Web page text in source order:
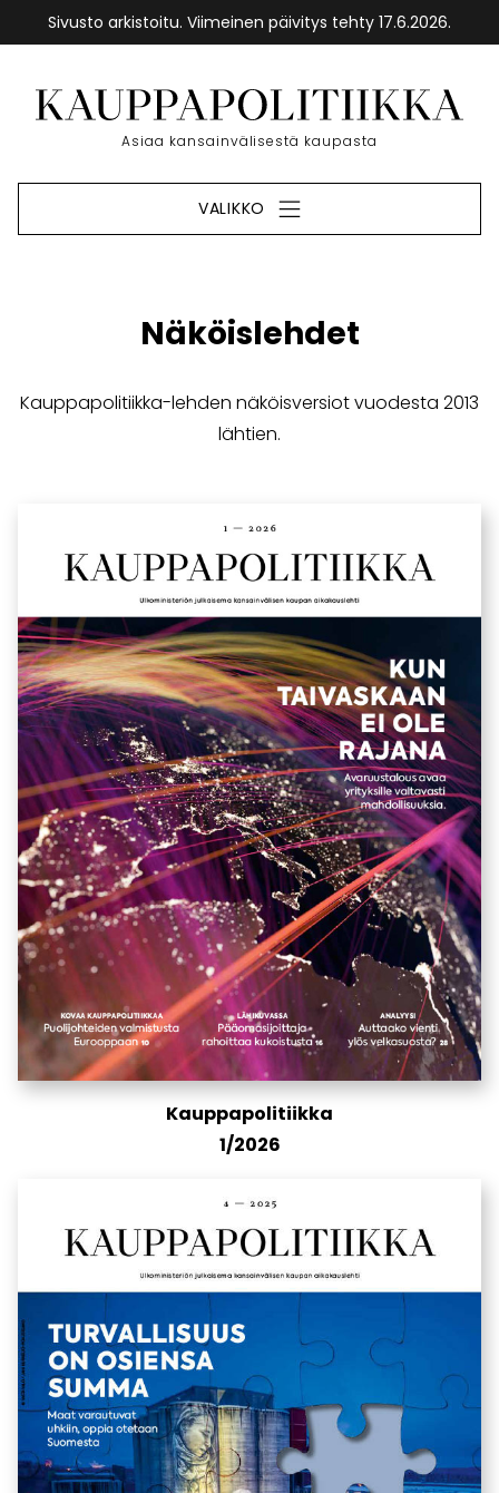
Sivusto arkistoitu. Viimeinen päivitys tehty 17.6.2026.
sisältöön
Etusivu
Asiaa kansainvälisestä kaupasta
VALIKKO
Näköislehdet
Kauppapolitiikka-lehden näköisversiot vuodesta 2013
lähtien.
Kauppapolitiikka
1/2026